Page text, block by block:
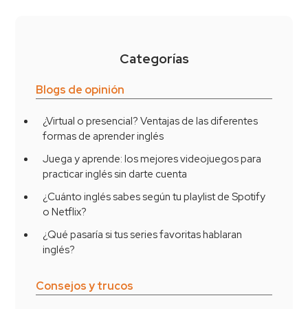
Categorías
Blogs de opinión
¿Virtual o presencial? Ventajas de las diferentes
formas de aprender inglés
Juega y aprende: los mejores videojuegos para
practicar inglés sin darte cuenta
¿Cuánto inglés sabes según tu playlist de Spotify
o Netflix?
¿Qué pasaría si tus series favoritas hablaran
inglés?
Consejos y trucos